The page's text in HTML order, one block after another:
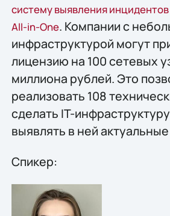
систему выявления инцидентов
All-in-One. Компании с
инфраструктурой могут
лицензию на 100 сетевых
миллиона рублей. Это
реализовать 108
сделать IT-
выявлять в ней актуальные
Спикер: